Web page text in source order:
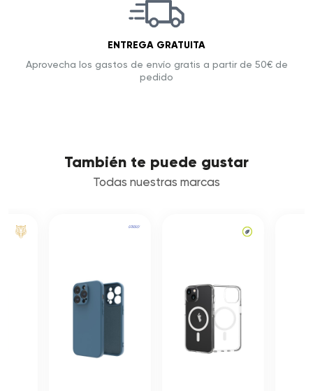
ENTREGA GRATUITA
Aprovecha los gastos de envío gratis a partir de 50€ de
pedido
También te puede gustar
Todas nuestras marcas